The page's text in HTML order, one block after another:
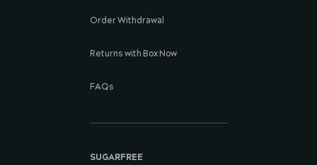
Order Withdrawal
Returns with Box Now
FAQs
SUGARFREE